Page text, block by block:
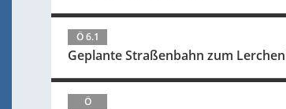
Ö 6.1
Geplante Straßenbahn zum
Ö